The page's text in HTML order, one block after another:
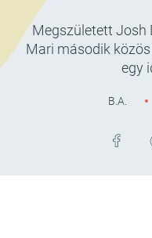
Megszületett Josh
Mari második
egy
B.A.